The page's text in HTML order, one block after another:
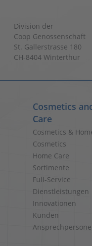
Division der
Coop Genossenschaft
St. Gallerstrasse 180
CH-8404 Winterthur
Cosmetics
Care
Cosmetics &
Cosmetics
Home Care
Sortimente
Full-Service
Dienstleistungen
Innovationen
Kunden